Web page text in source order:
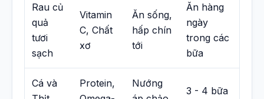
Rau củ
quả
tươi
sạch
Vitamin
C, Chất
xơ
Ăn sống,
hấp chín
tới
Ăn hàng
ngày
trong các
bữa
Cá và
Protein,
Nướng
3 - 4 bữa